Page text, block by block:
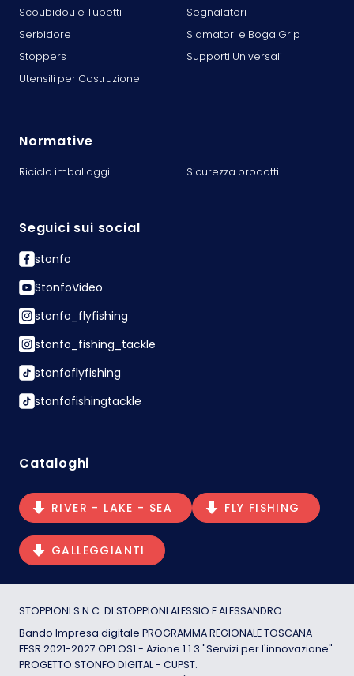
Scoubidou e Tubetti
Segnalatori
Serbidore
Slamatori e Boga Grip
Stoppers
Supporti Universali
Utensili per Costruzione
Normative
Riciclo imballaggi Sicurezza prodotti
Seguici sui social
stonfo
StonfoVideo
stonfo_flyfishing
stonfo_fishing_tackle
stonfoflyfishing
stonfofishingtackle
Cataloghi
RIVER - LAKE - SEA FLY FISHING
GALLEGGIANTI
STOPPIONI S.N.C. DI STOPPIONI ALESSIO E ALESSANDRO
Bando Impresa digitale PROGRAMMA REGIONALE TOSCANA
FESR 2021-2027 OP1 OS1 - Azione 1.1.3 "Servizi per l'innovazione"
PROGETTO STONFO DIGITAL - CUPST: